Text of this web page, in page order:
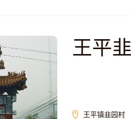
王平
王平镇韭园村